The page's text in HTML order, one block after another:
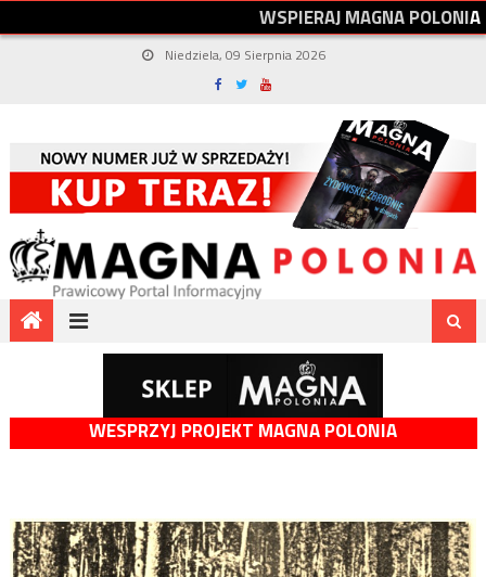
WSPIERAJMAGNAPOLONIA
Niedziela, 09 Sierpnia 2026
WESPRZYJ PROJEKT MAGNA POLONIA